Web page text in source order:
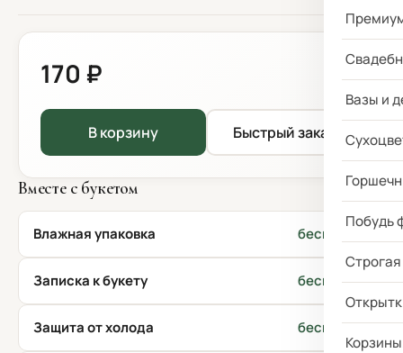
Вазы и
Побудь
170 ₽
В корзину Быстрый заказ
Вместе с букетом
Влажная упаковка бесплатно
Записка к букету бесплатно
Защита от холода бесплатно